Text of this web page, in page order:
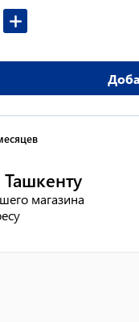
магазина